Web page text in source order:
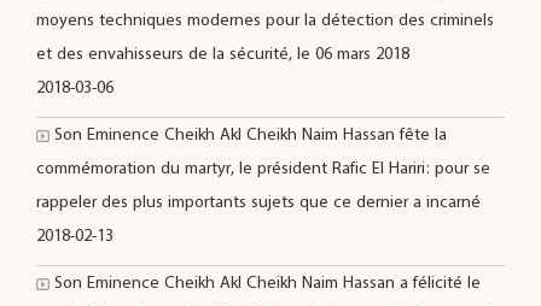
moyens techniques modernes pour la détection des criminels
et des envahisseurs de la sécurité, le 06 mars 2018
2018-03-06
Son Eminence Cheikh Akl Cheikh Naim Hassan fête la
commémoration du martyr, le président Rafic El Hariri: pour se
rappeler des plus importants sujets que ce dernier a incarné
2018-02-13
Son Eminence Cheikh Akl Cheikh Naim Hassan a félicité le